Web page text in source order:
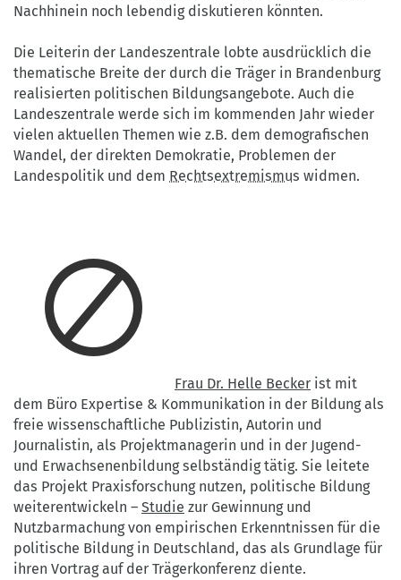
Nachhinein noch lebendig diskutieren könnten.
Die Leiterin der Landeszentrale lobte ausdrücklich die
thematische Breite der durch die Träger in Brandenburg
realisierten politischen Bildungsangebote. Auch die
Landeszentrale werde sich im kommenden Jahr wieder
vielen aktuellen Themen wie z.B. dem demografischen
Wandel, der direkten Demokratie, Problemen der
Landespolitik und dem Rechtsextremismus widmen.
Frau Dr. Helle Becker ist mit
dem Büro Expertise & Kommunikation in der Bildung als
freie wissenschaftliche Publizistin, Autorin und
Journalistin, als Projektmanagerin und in der Jugend-
und Erwachsenenbildung selbständig tätig. Sie leitete
das Projekt Praxisforschung nutzen, politische Bildung
weiterentwickeln – Studie zur Gewinnung und
Nutzbarmachung von empirischen Erkenntnissen für die
politische Bildung in Deutschland, das als Grundlage für
ihren Vortrag auf der Trägerkonferenz diente.